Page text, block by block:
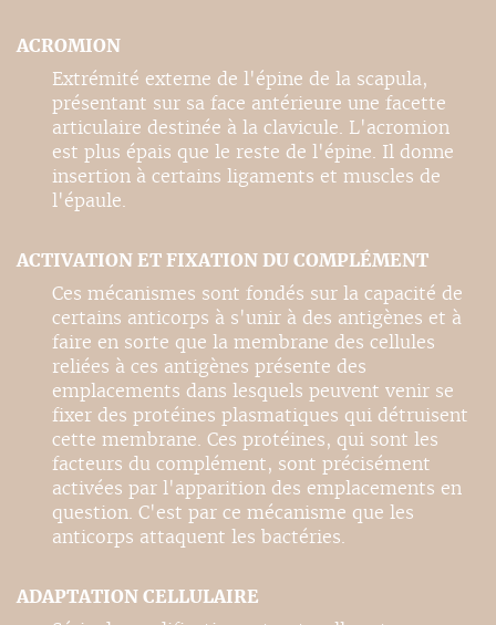
ACROMION
Extrémité externe de l'épine de la scapula,
présentant sur sa face antérieure une facette
articulaire destinée à la clavicule. L'acromion
est plus épais que le reste de l'épine. Il donne
insertion à certains ligaments et muscles de
l'épaule.
ACTIVATION ET FIXATION DU COMPLÉMENT
Ces mécanismes sont fondés sur la capacité de
certains anticorps à s'unir à des antigènes et à
faire en sorte que la membrane des cellules
reliées à ces antigènes présente des
emplacements dans lesquels peuvent venir se
fixer des protéines plasmatiques qui détruisent
cette membrane. Ces protéines, qui sont les
facteurs du complément, sont précisément
activées par l'apparition des emplacements en
question. C'est par ce mécanisme que les
anticorps attaquent les bactéries.
ADAPTATION CELLULAIRE